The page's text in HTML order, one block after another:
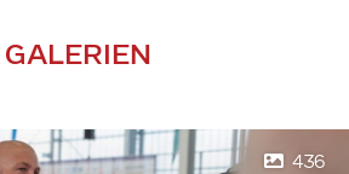
GALERIEN
436